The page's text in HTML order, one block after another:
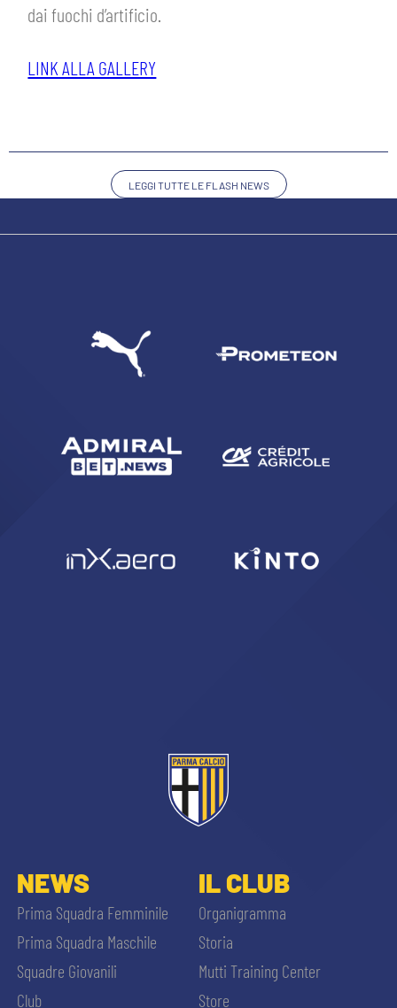
dai fuochi d’artificio.
LINK ALLA GALLERY
LEGGI TUTTE LE FLASH NEWS
NEWS
Prima Squadra Femminile
Prima Squadra Maschile
Squadre Giovanili
Club
IL CLUB
Organigramma
Storia
Mutti Training Center
Store
ACCETTA E SALVA